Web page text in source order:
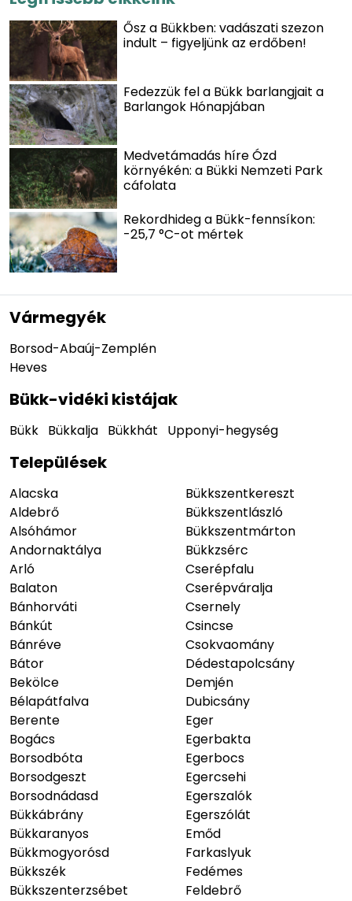
Ősz a Bükkben: vadászati szezon
indult – figyeljünk az erdőben!
Fedezzük fel a Bükk barlangjait a
Barlangok Hónapjában
Medvetámadás híre Ózd
környékén: a Bükki Nemzeti Park
cáfolata
Rekordhideg a Bükk-fennsíkon:
-25,7 °C-ot mértek
Vármegyék
Borsod-Abaúj-Zemplén
Heves
Bükk-vidéki kistájak
Bükk Bükkalja Bükkhát Upponyi-hegység
Települések
Alacska
Aldebrő
Alsóhámor
Andornaktálya
Arló
Balaton
Bánhorváti
Bánkút
Bánréve
Bátor
Bekölce
Bélapátfalva
Berente
Bogács
Borsodbóta
Borsodgeszt
Borsodnádasd
Bükkábrány
Bükkaranyos
Bükkmogyorósd
Bükkszék
Bükkszenterzsébet
Bükkszentkereszt
Bükkszentlászló
Bükkszentmárton
Bükkzsérc
Cserépfalu
Cserépváralja
Csernely
Csincse
Csokvaomány
Dédestapolcsány
Demjén
Dubicsány
Eger
Egerbakta
Egerbocs
Egercsehi
Egerszalók
Egerszólát
Emőd
Farkaslyuk
Fedémes
Feldebrő